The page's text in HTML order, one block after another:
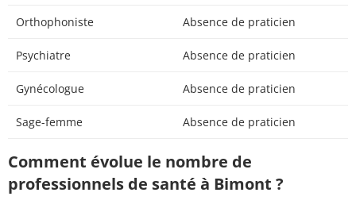
Orthophoniste Absence de praticien
Psychiatre Absence de praticien
Gynécologue Absence de praticien
Sage-femme Absence de praticien
Comment évolue le nombre de
professionnels de santé à Bimont ?